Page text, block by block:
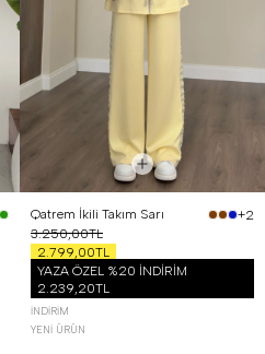
Qatrem İkili Takım Sarı
+2
3.250,00TL
2.799,00TL
YAZA ÖZEL %20 İNDİRİM
2.239,20TL
İNDIRIM
YENI ÜRÜN